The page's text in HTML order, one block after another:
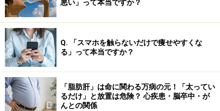
は「特定原材料」として表示が義務化されました。
パッケージを確認する習慣をつけましょう。※ただ
し、2028年春までは「経過措置期間」として新旧の
パッケージが混在します。表示欄に記載がなくて
も、実際には含まれている場合があるため、原材料
名を細かく確認するなどの注意が必要です
交差反応に注意する：カシューナッツにアレルギー
がある場合、同じウルシ科の
悪い」って本当ですか？
Q. 「スマホを触らないだけで痩せやすくな
る」って本当ですか？
「脂肪肝」は命に関わる万病の元！「太ってい
るだけ」と放置は危険？ 心疾患・脳卒中・が
んとの関係